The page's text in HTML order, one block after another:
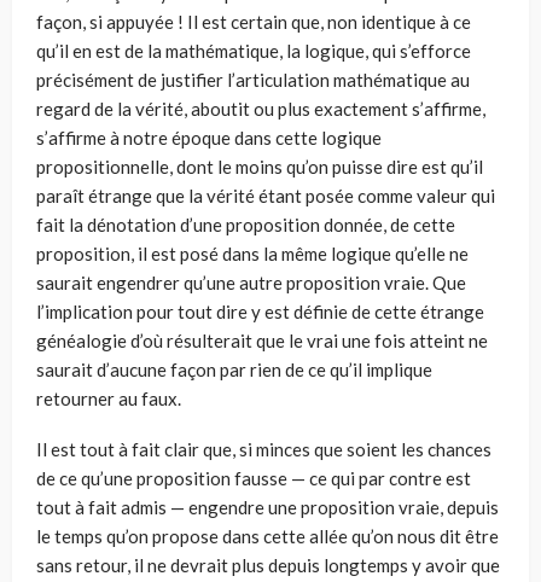
façon, si appuyée ! Il est certain que, non identique à ce
qu’il en est de la mathématique, la logique, qui s’efforce
précisément de justifier l’articulation mathématique au
regard de la vérité, aboutit ou plus exactement s’affirme,
s’affirme à notre époque dans cette logique
propositionnelle, dont le moins qu’on puisse dire est qu’il
paraît étrange que la vérité étant posée comme valeur qui
fait la dénotation d’une proposition donnée, de cette
proposition, il est posé dans la même logique qu’elle ne
saurait engendrer qu’une autre proposition vraie. Que
l’implication pour tout dire y est définie de cette étrange
généalogie d’où résulterait que le vrai une fois atteint ne
saurait d’aucune façon par rien de ce qu’il implique
retourner au faux.
Il est tout à fait clair que, si minces que soient les chances
de ce qu’une proposition fausse — ce qui par contre est
tout à fait admis — engendre une proposition vraie, depuis
le temps qu’on propose dans cette allée qu’on nous dit être
sans retour, il ne devrait plus depuis longtemps y avoir que